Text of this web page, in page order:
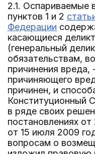
2.1. Оспариваемые
пунктов 1 и 2
Федерации
касающиеся
(генеральный
обязательствам,
причинения вреда,
причиняющего
причинен, и
Конституционный
в ряде своих
постановлениях
от 15 июля 2009
вопросам о